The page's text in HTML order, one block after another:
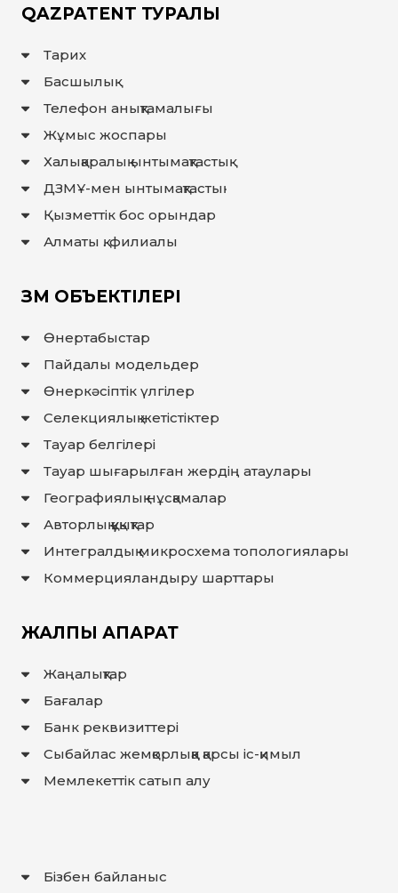
ЖӘНЕ
ТАУАРЛАР
ӘЛЕУЕТТІ
КАРТАСЫ
FAQ/
СҰРАҚ -
QAZPATENT ТУРАЛЫ
Тарих
Басшылық
Телефон анықтамалығы
Жұмыс жоспары
Халықаралық ынтымақтастық
ДЗМҰ-мен ынтымақтастық
Қызметтік бос орындар
Алматы қ. филиалы
ЗМ ОБЪЕКТІЛЕРІ
Өнертабыстар
Пайдалы модельдер
Өнеркәсіптік үлгілер
Селекциялық жетістіктер
Тауар белгілері
Тауар шығарылған жердiң атаулары
Географиялық нұсқамалар
Авторлық құқықтар
Интегралдық микросхема топологиялары
Коммерцияландыру шарттары
ЖАЛПЫ АҚПАРАТ
Жаңалықтар
Бағалар
Банк реквизиттері
Сыбайлас жемқорлыққа қарсы іс-қимыл
Мемлекеттiк сатып алу
Бізбен байланыс